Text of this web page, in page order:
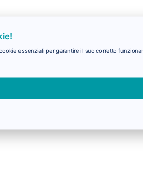
essenziali per garantire il suo corretto